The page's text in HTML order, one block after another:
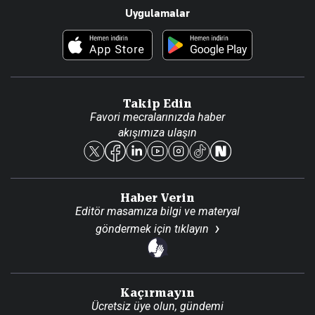
Foto Haber
Künye
Reklam Ver
Uygulamalar
Takip Edin
Favori mecralarınızda haber
akışımıza ulaşın
Haber Verin
Editör masamıza bilgi ve materyal
göndermek için tıklayın
Kaçırmayın
Ücretsiz üye olun, gündemi